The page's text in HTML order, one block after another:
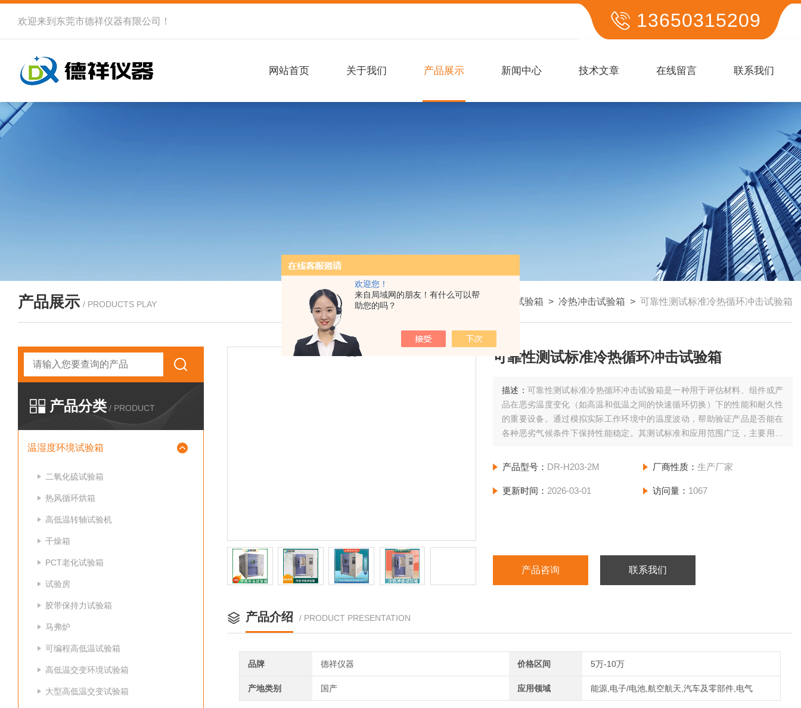
欢迎您！
来自局域网的朋友！有什么可以帮
助您的吗？
欢迎来到 东莞市德祥仪器有限公司 ！ 13650315209
网站首页 关于我们 产品展示 新闻中心 技术文章 在线留言 联系我们
产品展示 / PRODUCTS PLAY 我的位置：首页>产品展示>温湿度环境试验箱 > 冷热冲击试验箱 > 可靠性测试标准冷热循环冲击试验箱
产品分类 / PRODUCT
温湿度环境试验箱
二氧化硫试验箱
热风循环烘箱
高低温转轴试验机
干燥箱
PCT老化试验箱
试验房
胶带保持力试验箱
马弗炉
可编程高低温试验箱
高低温交变环境试验箱
大型高低温交变试验箱
可靠性测试标准冷热循环冲击试验箱
描述：可靠性测试标准冷热循环冲击试验箱是一种用于评估材料、组件或产
品在恶劣温度变化（如高温和低温之间的快速循环切换）下的性能和耐久性
的重要设备。通过模拟实际工作环境中的温度波动，帮助验证产品是否能在
各种恶劣气候条件下保持性能稳定。其测试标准和应用范围广泛，主要用于
产品型号： DR-H203-2M 厂商性质： 生产厂家
更新时间： 2026-03-01 访问量： 1067
产品咨询 联系我们
产品介绍 / PRODUCT PRESENTATION
品牌 德祥仪器 价格区间 5万-10万
产地类别 国产 应用领域 能源,电子/电池,航空航天,汽车及零部件,电气